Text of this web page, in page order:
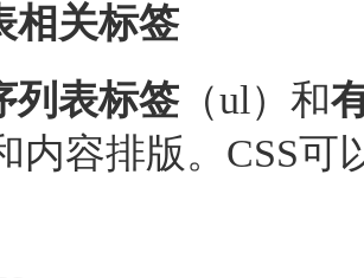
相关标签
列表标签（ul）和
内容排版。CSS